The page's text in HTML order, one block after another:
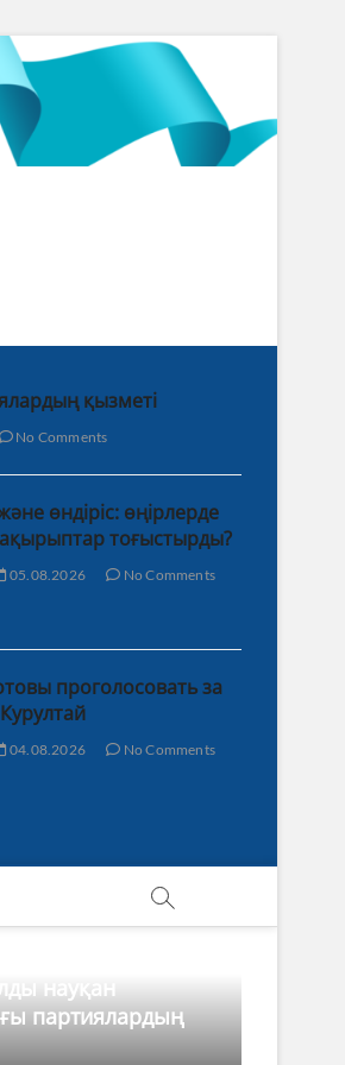
қызметі
No Comments
өндіріс: өңірлерде
тоғыстырды?
05.08.2026 No Comments
проголосовать за
04.08.2026 No Comments
науқан
партиялардың